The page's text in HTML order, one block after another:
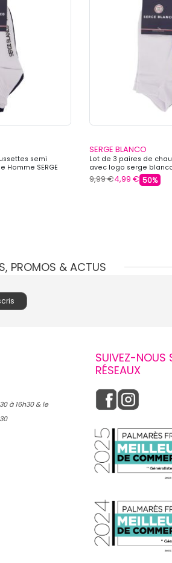
semi
SERGE
SERGE BLANCO
Lot de 3 paires de
avec logo serge
SERGE BLANCO
9,99 €4,99 € 50%
PROMOS & ACTUS
à 16h30 & le
SUIVEZ-NOUS
RÉSEAUX